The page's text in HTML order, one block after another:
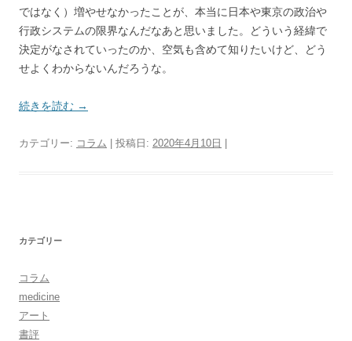
ではなく）増やせなかったことが、本当に日本や東京の政治や
行政システムの限界なんだなあと思いました。どういう経緯で
決定がなされていったのか、空気も含めて知りたいけど、どう
せよくわからないんだろうな。
続きを読む →
カテゴリー: コラム | 投稿日: 2020年4月10日
カテゴリー
コラム
medicine
アート
書評